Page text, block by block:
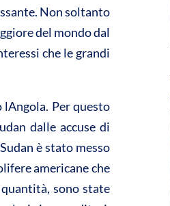
Non soltanto
del mondo dal
che le grandi
Per questo
dalle accuse di
è stato messo
americane che
sono state